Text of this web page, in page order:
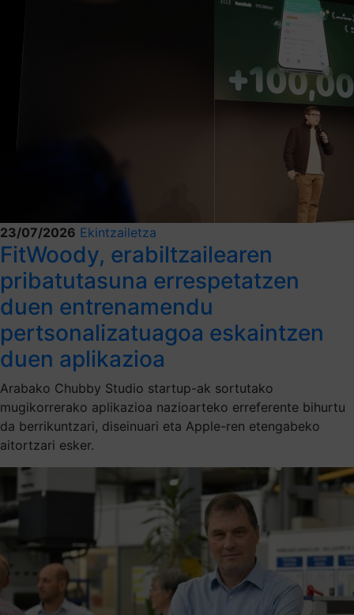
23/07/2026 Ekintzailetza
FitWoody, erabiltzailearen
pribatutasuna errespetatzen
duen entrenamendu
pertsonalizatuagoa eskaintzen
duen aplikazioa
Arabako Chubby Studio startup-ak sortutako
mugikorrerako aplikazioa nazioarteko erreferente bihurtu
da berrikuntzari, diseinuari eta Apple-ren etengabeko
aitortzari esker.